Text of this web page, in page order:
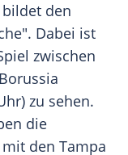
den
Dabei ist
zwischen
zu sehen.
die
den Tampa